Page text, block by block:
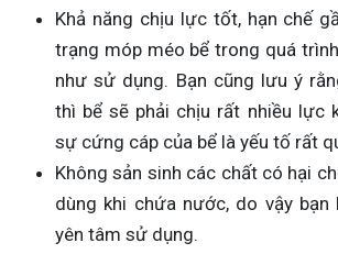
Khả năng chịu lực tốt, hạn chế
trạng móp méo bể trong quá
như sử dụng. Bạn cũng lưu ý
thì bể sẽ phải chịu rất nhiều lực
sự cứng cáp của bể là yếu tố rất
Không sản sinh các chất có hại
dùng khi chứa nước, do vậy
yên tâm sử dụng.